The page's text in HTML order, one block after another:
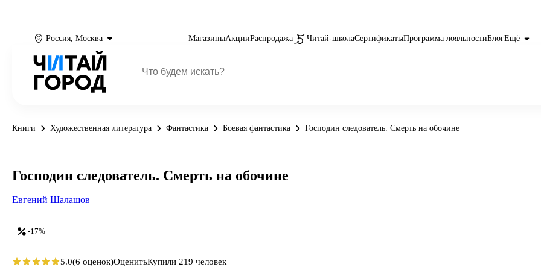
Россия, Москва МагазиныАкцииРаспродажа Читай-школаСертификатыПрограмма лояльностиБлогЕщё
Книги Художественная литература Фантастика Боевая фантастика Господин следователь. Смерть на обочине
-17%
Господин следователь. Смерть на обочине
Евгений Шалашов
5.0(6 оценок)ОценитьКупили 219 человек